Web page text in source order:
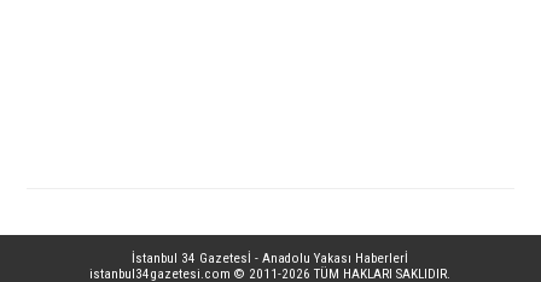
İstanbul 34 Gazetesİ - Anadolu Yakası Haberlerİ
istanbul34gazetesi.com © 2011-2026 TÜM HAKLARI SAKLIDIR.